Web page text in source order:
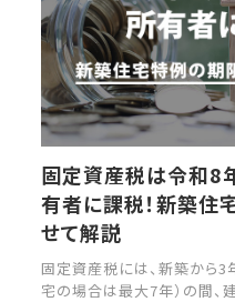
固定資産税は令和8
有者に課税！新築住
せて解説
固定資産税には、新築から
宅の場合は最大7年）の間